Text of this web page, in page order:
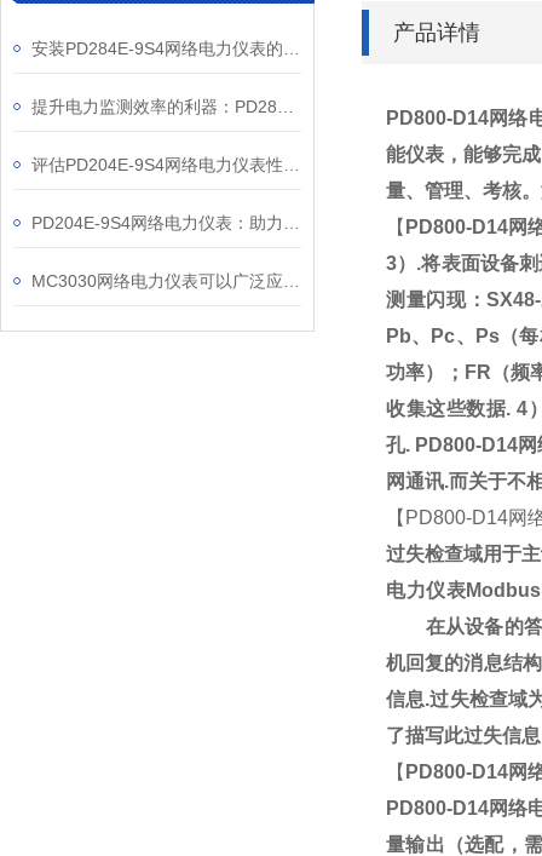
产品详情
PD800-D14网络
能仪表，能够完
量、管理、考核
【 PD800-D14网
3）.将表面设备
测量闪现：
Pb、Pc、Ps（
功率）；FR（频
收集这些数据. 4
孔. PD800-D14
网通讯.而关于不
【 PD800-D14网
过失检查域用于
电力仪表
在从设备的答
机回复的消息结
信息.过失检查域
了描写此过失信
【 PD800-D14网
PD800-D14网络
量输出（选配，